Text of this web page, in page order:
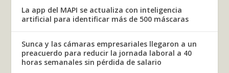
La app del MAPI se actualiza con inteligencia
artificial para identificar más de 500 máscaras
Sunca y las cámaras empresariales llegaron a un
preacuerdo para reducir la jornada laboral a 40
horas semanales sin pérdida de salario